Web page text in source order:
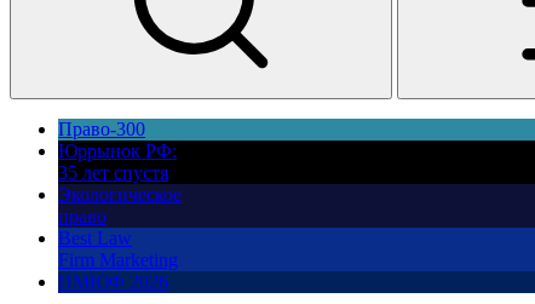
Право-300
Юррынок РФ:
35 лет спустя
Экологическое
право
Best Law
Firm Marketing
ПМЮФ 2026